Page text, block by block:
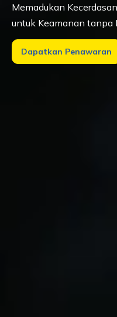
Memadukan
untuk Keamanan tanpa
Dapatkan Penawaran